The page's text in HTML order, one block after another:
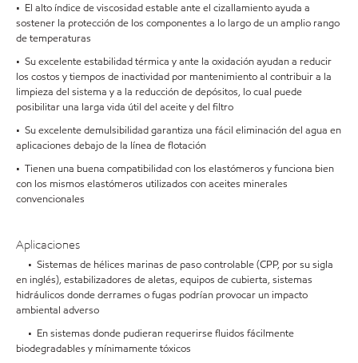
• El alto índice de viscosidad estable ante el cizallamiento ayuda a
sostener la protección de los componentes a lo largo de un amplio rango
de temperaturas
• Su excelente estabilidad térmica y ante la oxidación ayudan a reducir
los costos y tiempos de inactividad por mantenimiento al contribuir a la
limpieza del sistema y a la reducción de depósitos, lo cual puede
posibilitar una larga vida útil del aceite y del filtro
• Su excelente demulsibilidad garantiza una fácil eliminación del agua en
aplicaciones debajo de la línea de flotación
• Tienen una buena compatibilidad con los elastómeros y funciona bien
con los mismos elastómeros utilizados con aceites minerales
convencionales
Aplicaciones
• Sistemas de hélices marinas de paso controlable (CPP, por su sigla
en inglés), estabilizadores de aletas, equipos de cubierta, sistemas
hidráulicos donde derrames o fugas podrían provocar un impacto
ambiental adverso
• En sistemas donde pudieran requerirse fluidos fácilmente
biodegradables y mínimamente tóxicos